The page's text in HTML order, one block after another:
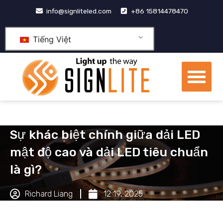
nội
info@signliteled.com +86 15814478470
Tiếng Việt
Sự khác biệt chính giữa dải LED
mật độ cao và dải LED tiêu chuẩn
là gì?
Richard Liang 12 19, 2025